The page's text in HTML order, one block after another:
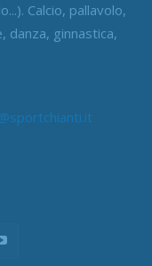
Calcio, pallavolo,
danza, ginnastica,